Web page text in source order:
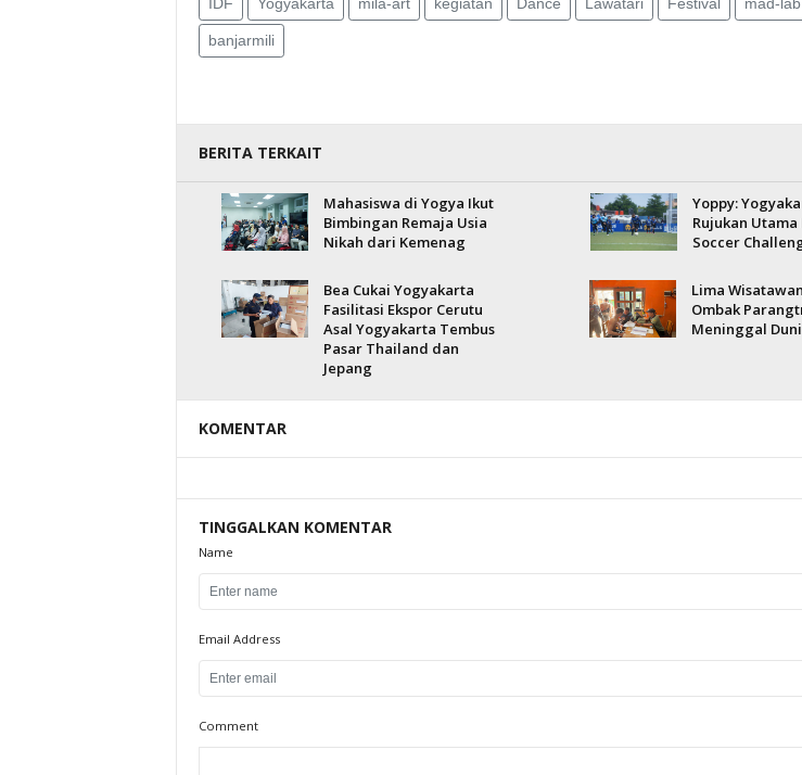
banjarmili
BERITA TERKAIT
Mahasiswa di Yogya Ikut
Bimbingan Remaja Usia
Nikah dari Kemenag
Yoppy:
Rujukan
Soccer
Bea Cukai Yogyakarta
Fasilitasi Ekspor Cerutu
Asal Yogyakarta Tembus
Pasar Thailand dan
Jepang
Lima
Ombak
Meninggal
KOMENTAR
TINGGALKAN KOMENTAR
Name
Email Address
Comment